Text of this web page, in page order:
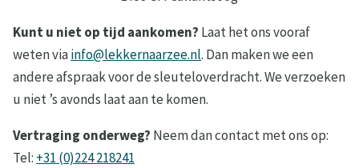
Kunt u niet op tijd aankomen? Laat het ons vooraf
weten viainfo@lekkernaarzee.nl. Dan maken we een
andere afspraak voor de sleuteloverdracht. We verzoeken
u niet ’s avonds laat aan te komen.
Vertraging onderweg? Neem dan contact met ons op:
Tel: +31 (0)224 218241